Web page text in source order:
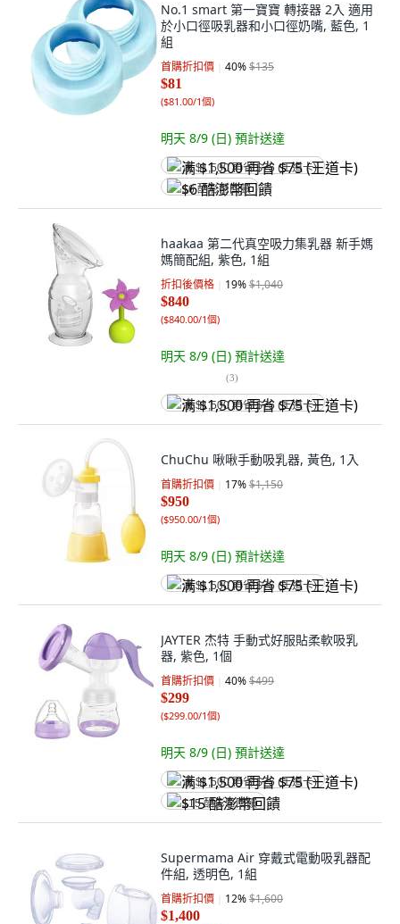
No.1 smart 第一寶寶 轉接器 2入 適用
於小口徑吸乳器和小口徑奶嘴, 藍色, 1
組
首購折扣價 40%$135
$81
($81.00/1個)
明天 8/9 (日) 預計送達
满 $1,500 再省 $75 (王道卡)
$6 酷澎幣回饋
haakaa 第二代真空吸力集乳器 新手媽
媽簡配組, 紫色, 1組
折扣後價格 19%$1,040
$840
($840.00/1個)
明天 8/9 (日) 預計送達
(3)
满 $1,500 再省 $75 (王道卡)
ChuChu 啾啾手動吸乳器, 黃色, 1入
首購折扣價 17%$1,150
$950
($950.00/1個)
明天 8/9 (日) 預計送達
满 $1,500 再省 $75 (王道卡)
JAYTER 杰特 手動式好服貼柔軟吸乳
器, 紫色, 1個
首購折扣價 40%$499
$299
($299.00/1個)
明天 8/9 (日) 預計送達
满 $1,500 再省 $75 (王道卡)
$15 酷澎幣回饋
Supermama Air 穿戴式電動吸乳器配
件組, 透明色, 1組
首購折扣價 12%$1,600
$1,400